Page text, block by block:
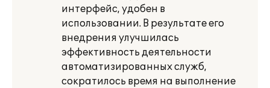
интерфейс, удобен в
использовании. В результате его
внедрения улучшилась
эффективность деятельности
автоматизированных служб,
сократилось время на выполнение